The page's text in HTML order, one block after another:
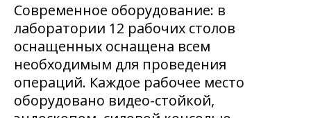
Современное оборудование: в
лаборатории 12 рабочих столов
оснащенных оснащена всем
необходимым для проведения
операций. Каждое рабочее место
оборудовано видео-стойкой,